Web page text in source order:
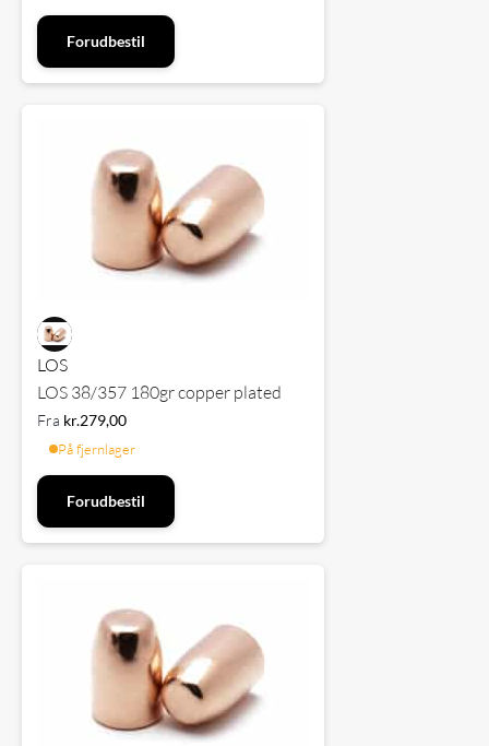
Forudbestil
LOS
LOS 38/357 180gr copper plated
Fra kr.279,00
På fjernlager
Forudbestil